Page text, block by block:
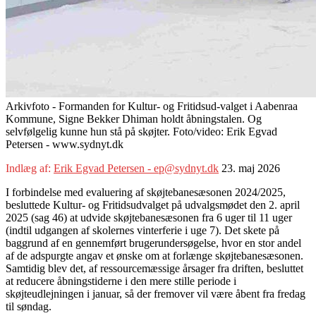
Arkivfoto - Formanden for Kultur- og Fritidsud-valget i Aabenraa
Kommune, Signe Bekker Dhiman holdt åbningstalen. Og
selvfølgelig kunne hun stå på skøjter. Foto/video: Erik Egvad
Petersen - www.sydnyt.dk
Indlæg af: Erik Egvad Petersen - ep@sydnyt.dk 23. maj 2026
I forbindelse med evaluering af skøjtebanesæsonen 2024/2025,
besluttede Kultur- og Fritidsudvalget på udvalgsmødet den 2. april
2025 (sag 46) at udvide skøjtebanesæsonen fra 6 uger til 11 uger
(indtil udgangen af skolernes vinterferie i uge 7). Det skete på
baggrund af en gennemført brugerundersøgelse, hvor en stor andel
af de adspurgte angav et ønske om at forlænge skøjtebanesæsonen.
Samtidig blev det, af ressourcemæssige årsager fra driften, besluttet
at reducere åbningstiderne i den mere stille periode i
skøjteudlejningen i januar, så der fremover vil være åbent fra fredag
til søndag.